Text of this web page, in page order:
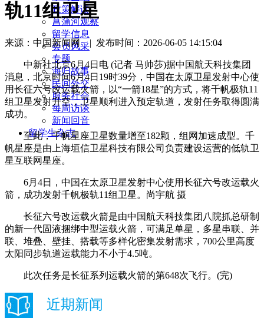
政策解读
菖蒲河观察
留学信息
会员风采
专题
海归故事
民间外交
服务社会
每周访谈
新闻回音
留学生杂志
轨11组卫星
来源：中国新闻网 | 发布时间：2026-06-05 14:15:04
中新社北京6月4日电 (记者 马帅莎)据中国航天科技集团
消息，北京时间6月4日19时39分，中国在太原卫星发射中心使
用长征六号改运载火箭，以“一箭18星”的方式，将千帆极轨11
组卫星发射升空，卫星顺利进入预定轨道，发射任务取得圆满
成功。
至此，千帆星座卫星数量增至182颗，组网加速成型。千
帆星座是由上海垣信卫星科技有限公司负责建设运营的低轨卫
星互联网星座。
6月4日，中国在太原卫星发射中心使用长征六号改运载火
箭，成功发射千帆极轨11组卫星。尚宇航 摄
长征六号改运载火箭是由中国航天科技集团八院抓总研制
的新一代固液捆绑中型运载火箭，可满足单星，多星串联、并
联、堆叠、壁挂、搭载等多样化密集发射需求，700公里高度
太阳同步轨道运载能力不小于4.5吨。
此次任务是长征系列运载火箭的第648次飞行。(完)